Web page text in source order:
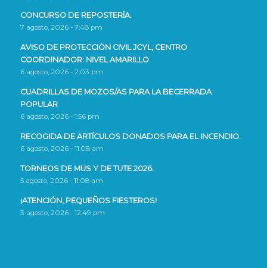
CONCURSO DE REPOSTERÍA.
7 agosto, 2026 - 7:48 pm
AVISO DE PROTECCIÓN CIVIL JCYL, CENTRO
COORDINADOR: NIVEL AMARILLO
6 agosto, 2026 - 2:03 pm
CUADRILLAS DE MOZOS/AS PARA LA BECERRADA
POPULAR
6 agosto, 2026 - 1:56 pm
RECOGIDA DE ARTÍCULOS DONADOS PARA EL INCENDIO.
6 agosto, 2026 - 11:08 am
TORNEOS DE MUS Y DE TUTE 2026.
5 agosto, 2026 - 11:08 am
¡ATENCIÓN, PEQUEÑOS FIESTEROS!
3 agosto, 2026 - 12:49 pm